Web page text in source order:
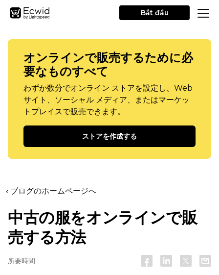
Bắt đầu
オンラインで販売するために必
要なものすべて
わずか数分でオンライン ストアを設定し、Web
サイト、ソーシャル メディア、またはマーケッ
トプレイスで販売できます。
ストアを作成する
‹ ブログのホームページへ
中古の服をオンラインで販
売する方法
所要時間